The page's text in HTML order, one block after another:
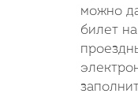
можно
билет